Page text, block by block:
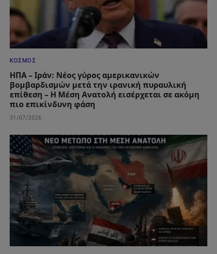
ΚΌΣΜΟΣ
ΗΠΑ – Ιράν: Νέος γύρος αμερικανικών
βομβαρδισμών μετά την ιρανική πυραυλική
επίθεση – Η Μέση Ανατολή εισέρχεται σε ακόμη
πιο επικίνδυνη φάση
31/07/2026